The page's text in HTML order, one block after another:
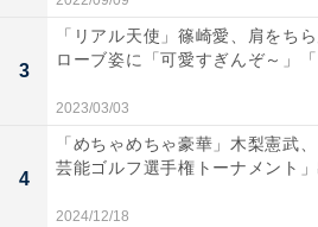
3
「リアル天使」篠崎愛、肩をち
ローブ姿に「可愛すぎんぞ～」
2023/03/03
4
「めちゃめちゃ豪華」木梨憲武
芸能ゴルフ選手権トーナメント
2024/12/18